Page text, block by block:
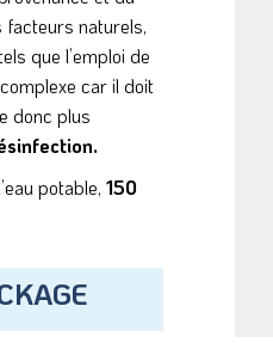
facteurs naturels,
que l’emploi de
car il doit
donc plus
potable, 150